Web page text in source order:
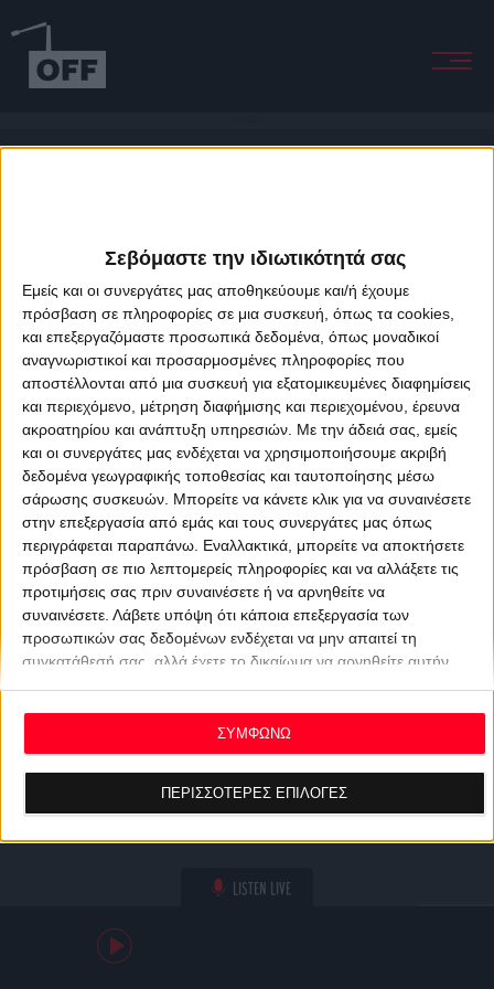
Σεβόμαστε την ιδιωτικότητά σας
Εμείς και οι συνεργάτες μας αποθηκεύουμε και/ή έχουμε
πρόσβαση σε πληροφορίες σε μια συσκευή, όπως τα cookies,
και επεξεργαζόμαστε προσωπικά δεδομένα, όπως μοναδικοί
αναγνωριστικοί και προσαρμοσμένες πληροφορίες που
αποστέλλονται από μια συσκευή για εξατομικευμένες διαφημίσεις
και περιεχόμενο, μέτρηση διαφήμισης και περιεχομένου, έρευνα
ακροατηρίου και ανάπτυξη υπηρεσιών. Με την άδειά σας, εμείς
και οι συνεργάτες μας ενδέχεται να χρησιμοποιήσουμε ακριβή
δεδομένα γεωγραφικής τοποθεσίας και ταυτοποίησης μέσω
σάρωσης συσκευών. Μπορείτε να κάνετε κλικ για να συναινέσετε
στην επεξεργασία από εμάς και τους συνεργάτες μας όπως
περιγράφεται παραπάνω. Εναλλακτικά, μπορείτε να αποκτήσετε
πρόσβαση σε πιο λεπτομερείς πληροφορίες και να αλλάξετε τις
προτιμήσεις σας πριν συναινέσετε ή να αρνηθείτε να
συναινέσετε. Λάβετε υπόψη ότι κάποια επεξεργασία των
προσωπικών σας δεδομένων ενδέχεται να μην απαιτεί τη
συγκατάθεσή σας, αλλά έχετε το δικαίωμα να αρνηθείτε αυτήν
ανακαλέσετε τη συγκατάθεσή σας ανά πάσα στιγμή
επιστρέφοντας σε αυτόν τον ιστότοπο και κάνοντας κλικ στο
κουμπί "Απορρήτου" στο κάτω μέρος της ιστοσελίδας.
ΠΕΡΙΣΣΟΤΕΡΕΣ ΕΠΙΛΟΓΕΣ
ΣΥΜΦΩΝΩ
LISTEN LIVE
About Offradio Business Class Terms & Conditions
Privacy Policy
Designed & developed byporcupine colors&Fotis Alexandrou